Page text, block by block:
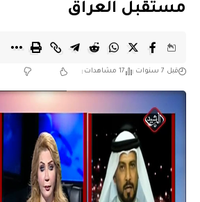
مستقبل العراق
قبل 7 سنوات 17 مشاهدات